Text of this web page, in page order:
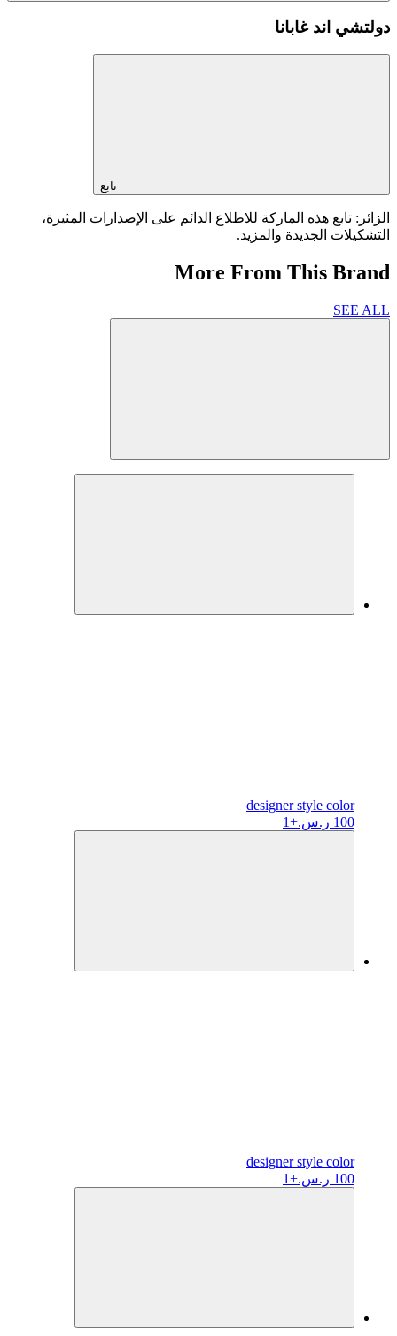
دولتشي اند غابانا
تابع
الزائر: تابع هذه الماركة للاطلاع الدائم على الإصدارات المثيرة،
التشكيلات الجديدة والمزيد.
More From This Brand
SEE ALL
designerstyle color
100 ر.س.
+1
designerstyle color
100 ر.س.
+1